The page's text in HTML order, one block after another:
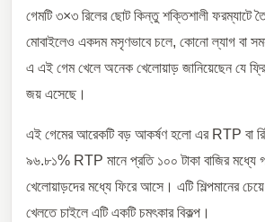
গেমটি ৩×৩ রিলের ছোট কিন্তু শক্তিশালী ফরম্যাটে
মোবাইলেও একদম মসৃণভাবে চলে, কোনো ল্যাগ বা
এ এই গেম খেলে অনেক খেলোয়াড় জানিয়েছেন যে ফ্রি
জয় এসেছে।
এই গেমের আরেকটি বড় আকর্ষণ হলো এর RTP বা
৯৬.৮১% RTP মানে প্রতি ১০০ টাকা বাজির মধ্যে
খেলোয়াড়দের মধ্যে ফিরে আসে। এটি শিল্পমানের চেয়ে
খেলতে চাইলে এটি একটি চমৎকার বিকল্প।